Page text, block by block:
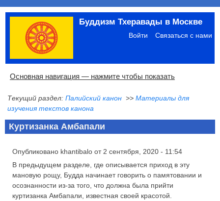
Перейти
основному
содержанию
Буддизм Тхеравады в Москве
Меню
учётной
записи
пользователя
Войти Связаться с нами
Основная
Основная навигация — нажмите чтобы показать
Главная
Община
Палийский канон
Язык пали
Материалы по темам
Современная литература
Блоги
Ссылки
Поиск
Текущий раздел: Палийский канон >> Материалы для
изучения текстов канона
Куртизанка Амбапали
Опубликовано khantibalo от 2 сентября, 2020 - 11:54
В предыдущем разделе, где описывается приход в эту
мановую рощу, Будда начинает говорить о памятовании и
осознанности из-за того, что должна была прийти
куртизанка Амбапали, известная своей красотой.